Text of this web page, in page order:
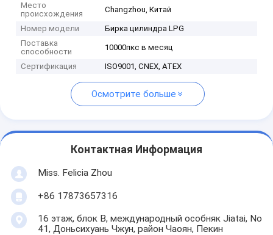
Место
происхождения
Changzhou, Китай
Номер модели
Бирка цилиндра LPG
Поставка
способности
10000пкс в месяц
Сертификация ISO9001, CNEX, ATEX
Осмотрите больше
Контактная Информация
Miss. Felicia Zhou
+86 17873657316
16 этаж, блок B, международный особняк Jiatai, No
41, Доньсихуань Чжун, район Чаоян, Пекин